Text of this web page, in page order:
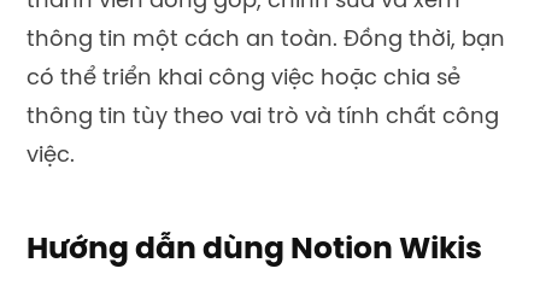
thông tin một cách an toàn. Đồng thời, bạn
có thể triển khai công việc hoặc chia sẻ
thông tin tùy theo vai trò và tính chất công
việc.
Hướng dẫn dùng Notion Wikis